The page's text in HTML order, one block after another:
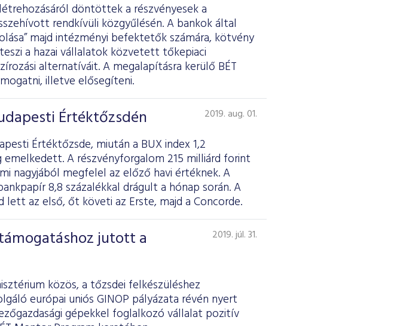
döntöttek a részvényesek a
rendkívüli közgyűlésén. A bankok által
majd intézményi befektetők számára, kötvény
a hazai vállalatok közvetett tőkepiaci
alternatíváit. A megalapításra kerülő BÉT
illetve elősegíteni.
Értéktőzsdén 2019. aug. 01.
Értéktőzsde, miután a BUX index 1,2
A részvényforgalom 215 milliárd forint
nagyjából megfelel az előző havi értéknek. A
8,8 százalékkal drágult a hónap során. A
az első, őt követi az Erste, majd a Concorde.
jutott a
2019. júl. 31.
közös, a tőzsdei felkészüléshez
európai uniós GINOP pályázata révén nyert
gépekkel foglalkozó vállalat pozitív